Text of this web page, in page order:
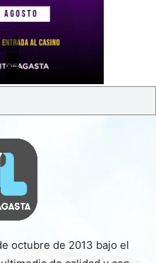
octubre de 2013 bajo el